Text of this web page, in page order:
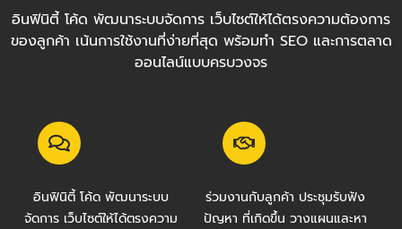
อินฟินิตี้ โค้ด พัฒนาระบบจัดการ เว็บไซต์ให้ได้ตรงความต้องการ
ของลูกค้า เน้นการใช้งานที่ง่ายที่สุด พร้อมทำ SEO และการตลาด
ออนไลน์แบบครบวงจร
อินฟินิตี้ โค้ด พัฒนาระบบ
จัดการ เว็บไซต์ให้ได้ตรงความ
ร่วมงานกับลูกค้า ประชุมรับฟัง
ปัญหา ที่เกิดขึ้น วางแผนและหา